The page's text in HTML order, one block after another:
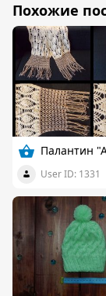
Похожие
Палантин
User ID: 1331